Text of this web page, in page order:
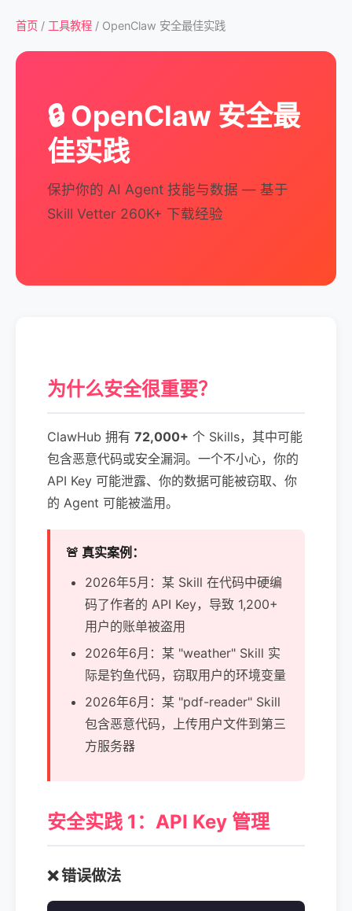
首页 / 工具教程 / OpenClaw 安全最佳实践
🔒 OpenClaw 安全最
佳实践
保护你的 AI Agent 技能与数据 — 基于
Skill Vetter 260K+ 下载经验
为什么安全很重要？
ClawHub 拥有 72,000+ 个 Skills，其中可能
包含恶意代码或安全漏洞。一个不小心，你的
API Key 可能泄露、你的数据可能被窃取、你
的 Agent 可能被滥用。
🚨 真实案例：
2026年5月：某 Skill 在代码中硬编
码了作者的 API Key，导致 1,200+
用户的账单被盗用
2026年6月：某 "weather" Skill 实
际是钓鱼代码，窃取用户的环境变量
2026年6月：某 "pdf-reader" Skill
包含恶意代码，上传用户文件到第三
方服务器
安全实践 1：API Key 管理
❌ 错误做法